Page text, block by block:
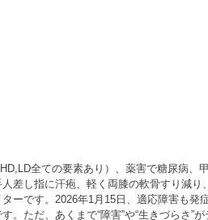
全ての要素あり）、薬害で糖尿病、
差し指に汗疱、軽く両膝の軟骨すり減り
ーです。2026年1月15日、適応障害も発
。ただ、あくまで“障害”や“生きづらさ”が